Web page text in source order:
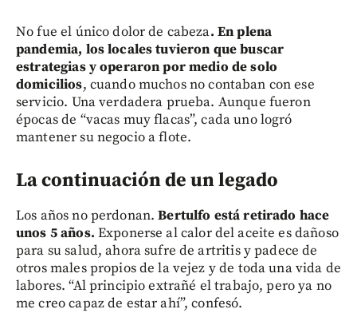
No fue el único dolor de cabeza. En plena
pandemia, los locales tuvieron que buscar
estrategias y operaron por medio de solo
domicilios, cuando muchos no contaban con ese
servicio. Una verdadera prueba. Aunque fueron
épocas de “vacas muy flacas”, cada uno logró
mantener su negocio a flote.
La continuación de un legado
Los años no perdonan. Bertulfo está retirado hace
unos 5 años. Exponerse al calor del aceite es dañoso
para su salud, ahora sufre de artritis y padece de
otros males propios de la vejez y de toda una vida de
labores. “Al principio extrañé el trabajo, pero ya no
me creo capaz de estar ahí”, confesó.